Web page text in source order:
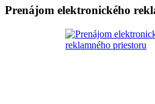
Prenájom elektronického